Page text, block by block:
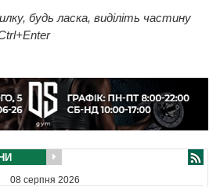
будь ласка, виділіть частину
08 серпня 2026